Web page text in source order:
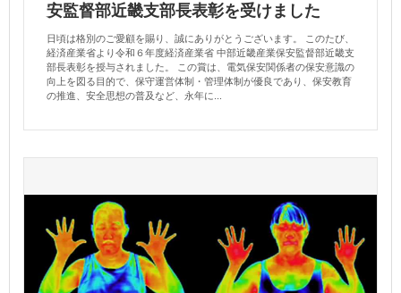
安監督部近畿支部長表彰を受けました
日頃は格別のご愛顧を賜り、誠にありがとうございます。 このたび、
経済産業省より令和６年度経済産業省 中部近畿産業保安監督部近畿支
部長表彰を授与されました。 この賞は、電気保安関係者の保安意識の
向上を図る目的で、保守運営体制・管理体制が優良であり、保安教育
の推進、安全思想の普及など、永年に...